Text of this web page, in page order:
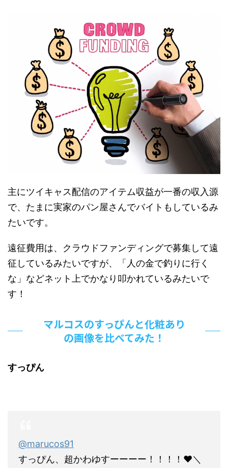
主にツイキャス配信のアイテム収益が一番の収入源
で、たまに実家のパン屋さんでバイトもしているみ
たいです。
遠征費用は、クラウドファンディングで募集して遠
征しているみたいですが、「人の金で釣りに行く
な」などネット上でかなり叩かれているみたいで
す！
マルコスのすっぴんと化粧あり
の画像を比べてみた！
すっぴん
@marucos91
すっぴん、超かわゆすーーーー！！！！❤＼